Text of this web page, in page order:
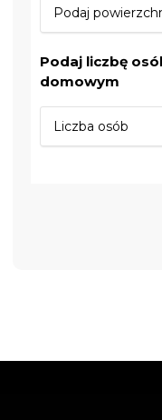
Podaj liczbę
domowym